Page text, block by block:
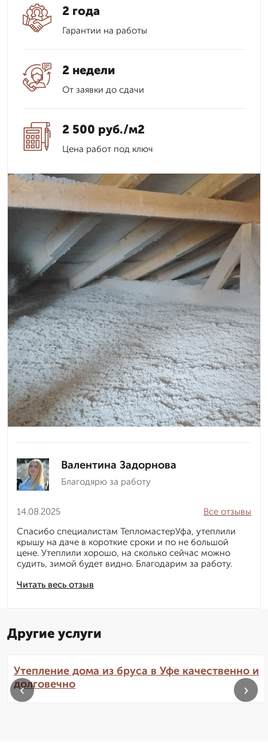
2 года
Гарантии на работы
2 недели
От заявки до сдачи
2 500 руб./м2
Цена работ под ключ
Валентина Задорнова
Благодярю за работу
14.08.2025
Читать весь отзыв
Все отзывы
Спасибо специалистам ТепломастерУфа, утеплили
крышу на даче в короткие сроки и по не большой
цене. Утеплили хорошо, на сколько сейчас можно
судить, зимой будет видно. Благодарим за работу.
Другие услуги
Утепление дома из бруса в Уфе качественно и
долговечно
‹ ›